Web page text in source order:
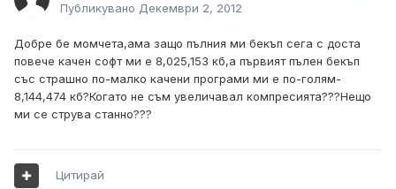
Публикувано Декември 2, 2012
Добре бе момчета,ама защо пълния ми бекъп сега с доста
повече качен софт ми е 8,025,153 кб,а първият пълен бекъп
със страшно по-малко качени програми ми е по-голям-
8,144,474 кб?Когато не съм увеличавал компресията???Нещо
ми се струва станно???
Цитирай